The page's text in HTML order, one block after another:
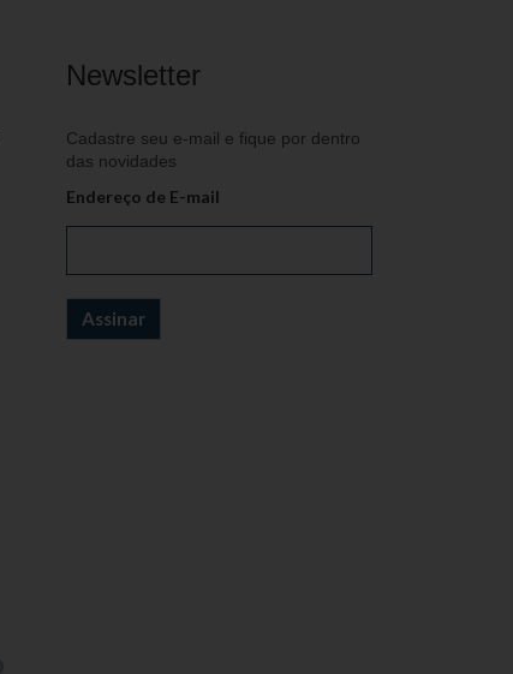
Newsletter
Cadastre seu e-mail e fique por dentro
das novidades
Endereço de E-mail